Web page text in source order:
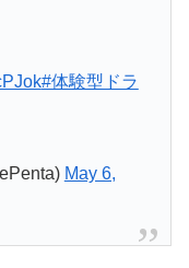
#体験型ドラ
May 6,